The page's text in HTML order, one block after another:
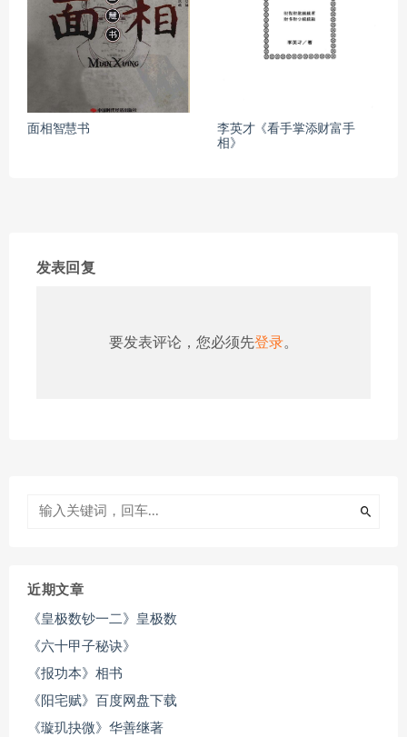
面相智慧书
李英才《看手掌添财富手
相》
发表回复
要发表评论，您必须先登录。
近期文章
《皇极数钞一二》皇极数
《六十甲子秘诀》
《报功本》相书
《阳宅赋》百度网盘下载
《璇玑抉微》华善继著